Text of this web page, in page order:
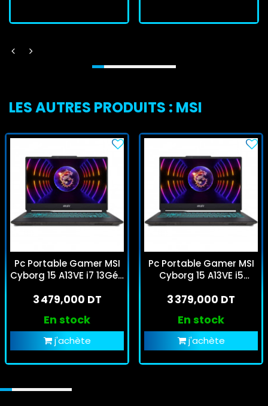
LES AUTRES PRODUITS : MSI
Pc Portable Gamer MSI
Cyborg 15 A13VE i7 13Gén
4050
3 479,000 DT
En stock
j'achète
Pc Portable Gamer MSI
Cyborg 15 A13VE i5
RTX 4050
3 379,000 DT
En stock
j'achète